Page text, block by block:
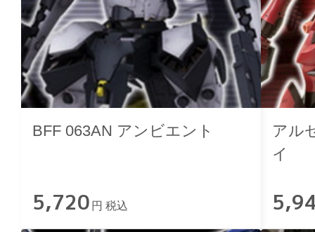
BFF 063AN アンビエント
5,720 円 税込
アル
イ